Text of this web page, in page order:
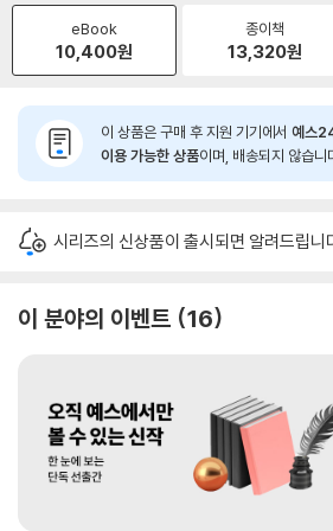
eBook
10,400원
종이책
13,320원
이 상품은 구매 후 지원 기기에서 예스
이용 가능한 상품이며, 배송되지 않습니
시리즈의 신상품이 출시되면 알려드립니
이 분야의 이벤트 16